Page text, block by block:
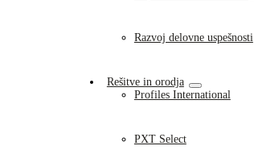
Razvoj delovne uspešnosti
Rešitve in orodja
Profiles International
PXT Select